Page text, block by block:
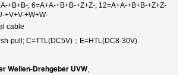
+B+B-; 6=A+A-+B+B-+Z+Z-; 12=A+A-+B+B-+Z+Z-
+V+V-+W+W-
cable
pull; C=TTL(DC5V)；E=HTL(DC8-30V)
Wellen-Drehgeber UVW,